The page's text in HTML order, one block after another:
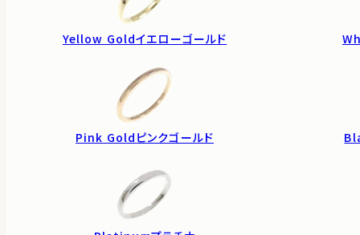
Yellow Goldイエローゴールド
Pink Gold ピンクゴールド